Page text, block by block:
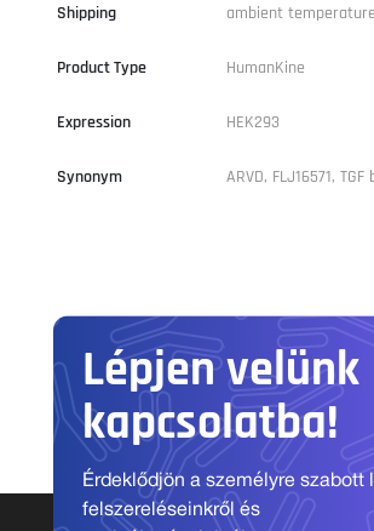
Shipping ambient temperature
Product Type HumanKine
Expression HEK293
Synonym ARVD, FLJ16571,
Lépjen velünk
kapcsolatba!
Érdeklődjön a személyre szabott
felszereléseinkről és